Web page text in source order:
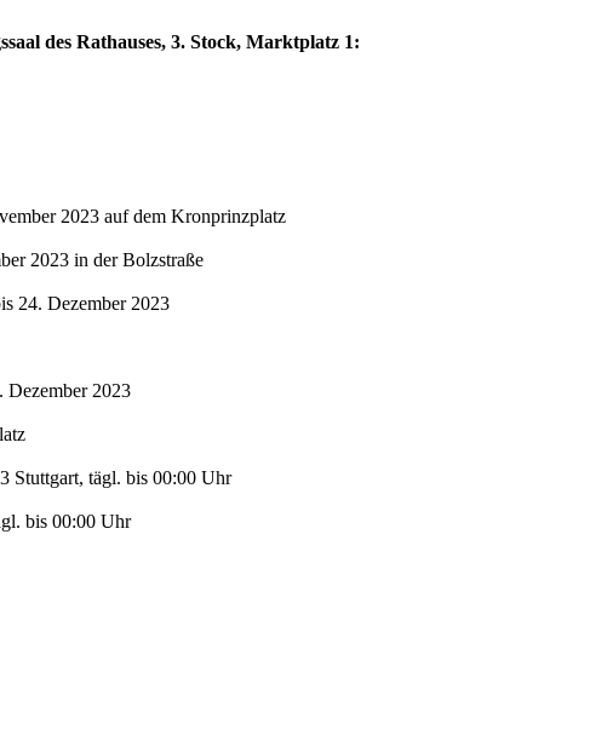
des Rathauses, 3. Stock, Marktplatz 1:
2023 auf dem Kronprinzplatz
2023 in der Bolzstraße
24. Dezember 2023
2023
Stuttgart, tägl. bis 00:00 Uhr
bis 00:00 Uhr